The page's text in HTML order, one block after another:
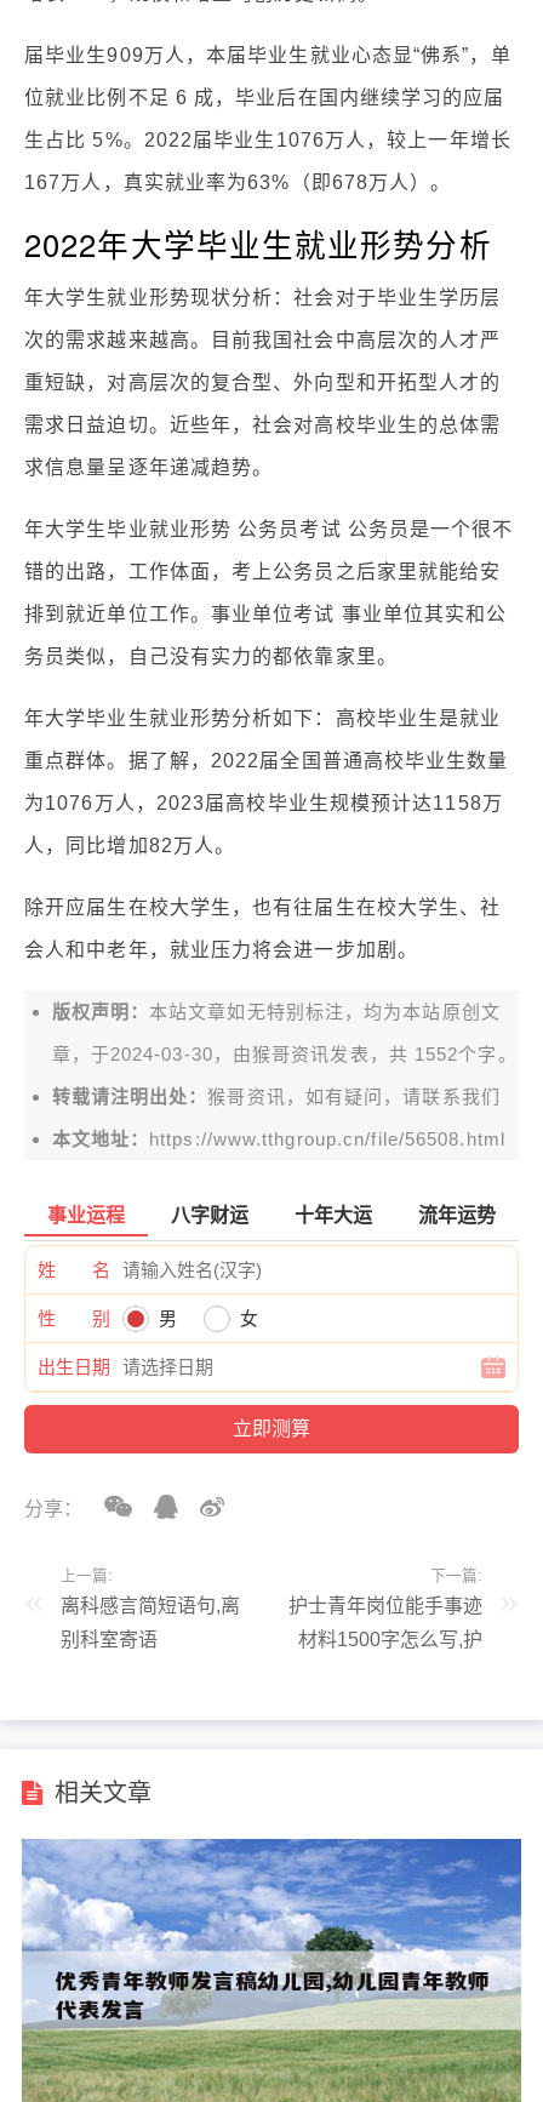
届毕业生909万人，本届毕业生就业心态显“佛系”，单
位就业比例不足 6 成，毕业后在国内继续学习的应届
生占比 5%。2022届毕业生1076万人，较上一年增长
167万人，真实就业率为63%（即678万人）。
2022年大学毕业生就业形势分析
年大学生就业形势现状分析：社会对于毕业生学历层
次的需求越来越高。目前我国社会中高层次的人才严
重短缺，对高层次的复合型、外向型和开拓型人才的
需求日益迫切。近些年，社会对高校毕业生的总体需
求信息量呈逐年递减趋势。
年大学生毕业就业形势 公务员考试 公务员是一个很不
错的出路，工作体面，考上公务员之后家里就能给安
排到就近单位工作。事业单位考试 事业单位其实和公
务员类似，自己没有实力的都依靠家里。
年大学毕业生就业形势分析如下：高校毕业生是就业
重点群体。据了解，2022届全国普通高校毕业生数量
为1076万人，2023届高校毕业生规模预计达1158万
人，同比增加82万人。
除开应届生在校大学生，也有往届生在校大学生、社
会人和中老年，就业压力将会进一步加剧。
版权声明： 本站文章如无特别标注，均为本站原创文
章，于2024-03-30，由猴哥资讯 发表，共 1552个字。
转载请注明出处：猴哥资讯，如有疑问，请联系我们
本文地址： https://www.tthgroup.cn/file/56508.html
事业运程 八字财运 十年大运 流年运势
姓 名
性 别 男 女
出生日期
分享：
上一篇:
离科感言简短语句,离
别科室寄语
下一篇:
护士青年岗位能手事迹
材料1500字怎么写,护
相关文章